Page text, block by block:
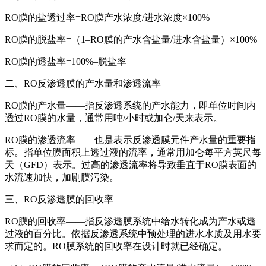
RO膜的盐透过率=RO膜产水浓度/进水浓度×100%
RO膜的脱盐率=（1–RO膜的产水含盐量/进水含盐量）×100%
RO膜的透盐率=100%–脱盐率
二、RO反渗透膜的产水量和渗透流率
RO膜的产水量——指反渗透系统的产水能力，即单位时间内
透过RO膜的水量，通常用吨/小时或加仑/天来表示。
RO膜的渗透流率——也是表示反渗透膜元件产水量的重要指
标。指单位膜面积上透过液的流率，通常用加仑每平方英尺每
天（GFD）表示。过高的渗透流率将导致垂直于RO膜表面的
水流速加快，加剧膜污染。
三、RO反渗透膜的回收率
RO膜的回收率——指反渗透膜系统中给水转化成为产水或透
过液的百分比。依据反渗透系统中预处理的进水水质及用水要
求而定的。RO膜系统的回收率在设计时就已经确定。